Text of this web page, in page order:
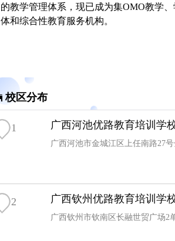
的教学管理体系，现已成为集OMO教学
体和综合性教育服务机构。
校区分布
1 广西河池优路教育培训学
广西河池市金城江区上任南路27
2 广西钦州优路教育培训学
广西钦州市钦南区长融世贸广场2